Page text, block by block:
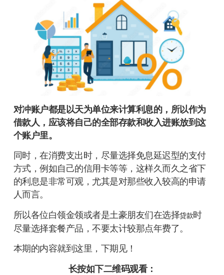
对冲账户都是以天为单位来计算利息的，所以作为
借款人，应该将自己的全部存款和收入进账放到这
个账户里。
同时，在消费支出时，尽量选择免息延迟型的支付
方式，例如自己的信用卡等等，这样久而久之省下
的利息是非常可观，尤其是对那些收入较高的申请
人而言。
所以各位白领金领或者是土豪朋友们在选择贷款时
尽量选择套餐产品，不要太计较那点年费了。
本期的内容就到这里，下期见！
长按如下二维码观看：